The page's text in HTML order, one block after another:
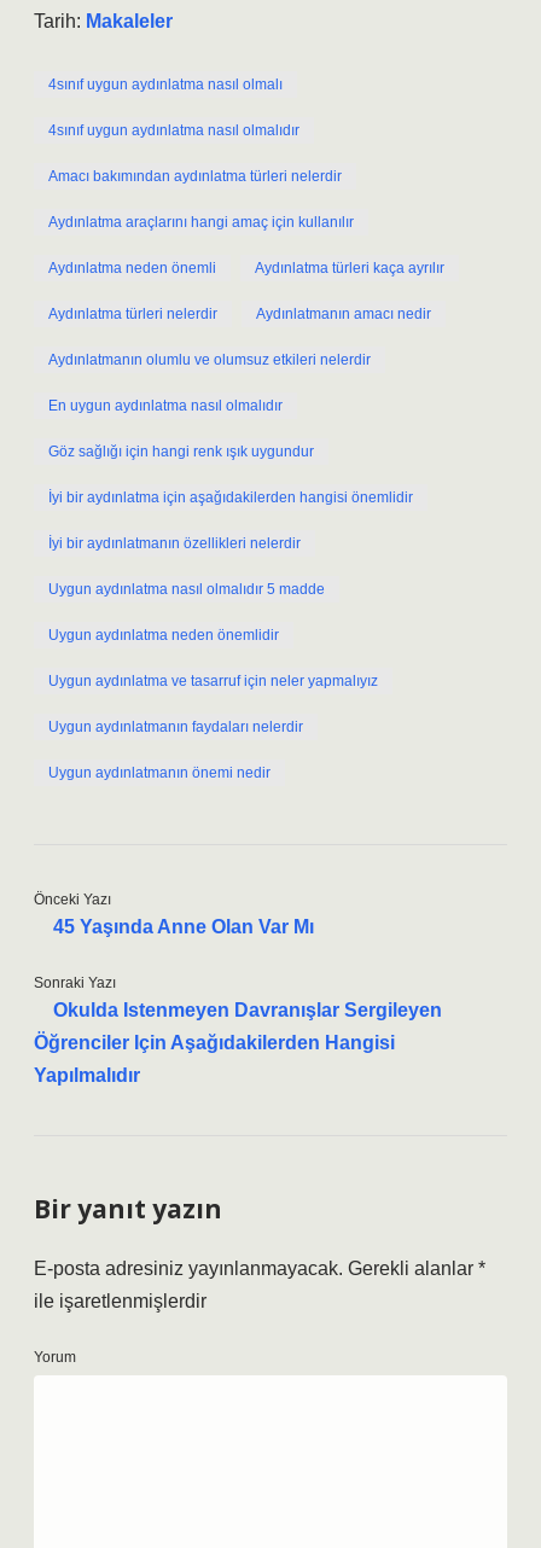
Tarih: Makaleler
4sınıf uygun aydınlatma nasıl olmalı
4sınıf uygun aydınlatma nasıl olmalıdır
Amacı bakımından aydınlatma türleri nelerdir
Aydınlatma araçlarını hangi amaç için kullanılır
Aydınlatma neden önemli Aydınlatma türleri kaça ayrılır
Aydınlatma türleri nelerdir Aydınlatmanın amacı nedir
Aydınlatmanın olumlu ve olumsuz etkileri nelerdir
En uygun aydınlatma nasıl olmalıdır
Göz sağlığı için hangi renk ışık uygundur
İyi bir aydınlatma için aşağıdakilerden hangisi önemlidir
İyi bir aydınlatmanın özellikleri nelerdir
Uygun aydınlatma nasıl olmalıdır 5 madde
Uygun aydınlatma neden önemlidir
Uygun aydınlatma ve tasarruf için neler yapmalıyız
Uygun aydınlatmanın faydaları nelerdir
Uygun aydınlatmanın önemi nedir
Önceki Yazı
45 Yaşında Anne Olan Var Mı
Sonraki Yazı
Okulda Istenmeyen Davranışlar Sergileyen
Öğrenciler Için Aşağıdakilerden Hangisi
Yapılmalıdır
Bir yanıt yazın
E-posta adresiniz yayınlanmayacak. Gerekli alanlar *
ile işaretlenmişlerdir
Yorum